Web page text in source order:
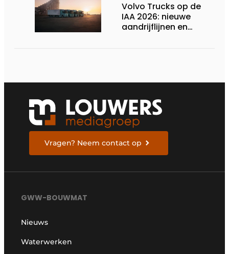
Volvo Trucks op de
IAA 2026: nieuwe
aandrijflijnen en
Vragen? Neem contact op
GWW-BOUWMAT
Nieuws
Waterwerken